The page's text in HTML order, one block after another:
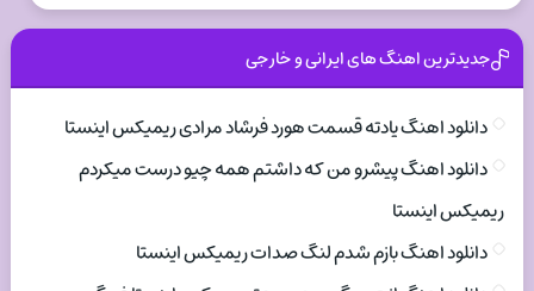
جدیدترین اهنگ های ایرانی و خارجی
دانلود اهنگ یادته قسمت هورد فرشاد مرادی ریمیکس اینستا
دانلود اهنگ پیشرو من که داشتم همه چیو درست میکردم
ریمیکس اینستا
دانلود اهنگ بازم شدم لنگ صدات ریمیکس اینستا